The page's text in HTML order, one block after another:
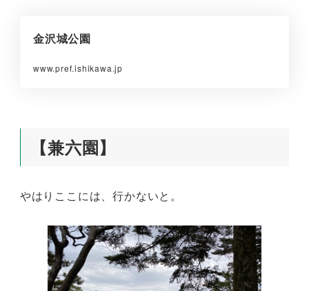
金沢城公園
www.pref.ishikawa.jp
【兼六園】
やはりここには、行かないと。